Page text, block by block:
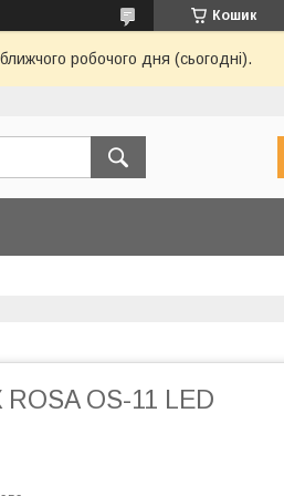
Кошик
робочого дня (сьогодні).
OS-11 LED